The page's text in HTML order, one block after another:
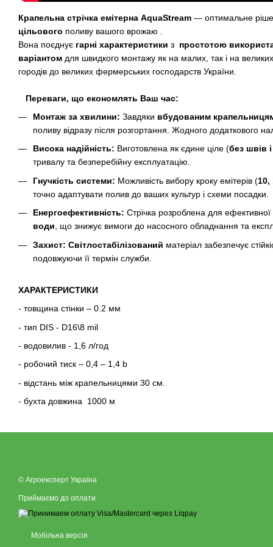
Крапельна стрічка емітерна AquaStream — оптимальне
цільового поливу вашого врожаю .
Вона поєднує гарні характеристики з простотою
варіантом для швидкого монтажу як на малих, так і на
городів до великих фермерських господарств України.
Переваги, що економлять Ваш час:
Монтаж за хвилини: Завдяки вбудованим
поливу відразу після розгортання. Жодного додаткового
Висока надійність: Виготовлена як єдине ціле (без швів
тривалу та безперебійну експлуатацію.
Гнучкість системи: Можливість вибору кроку емітерів (10,
точно адаптувати полив до ваших культур і схеми посадки.
Енергоефективність: Стрічка розроблена для
води , що знижує вимоги до насосного обладнання та
Захист: Світлостабілізований матеріал забезпечує
подовжуючи її термін служби.
ХАРАКТЕРИСТИКИ
- товщина стінки – 0.2 мм
- тип DIS - D16\8 mil
- водовилив - 1,6 л/год
- робочий тиск – 0,4 – 1,4 b
- відстань між крапельницями 30 см.
- бухта довжина 1000 м
© Агроексперт Україна
Приймаємо до оплати
Мобільна версія